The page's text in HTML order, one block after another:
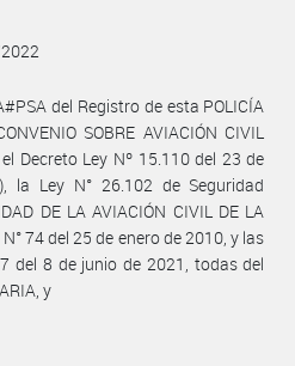
del Registro de esta POLICÍA
SOBRE AVIACIÓN CIVIL
Decreto Ley Nº 15.110 del 23 de
Ley N° 26.102 de Seguridad
DE LA AVIACIÓN CIVIL DE LA
74 del 25 de enero de 2010, y las
del 8 de junio de 2021, todas del
y